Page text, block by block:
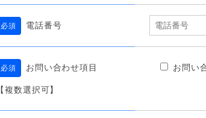
必須 電話番号
必須 お問い合わせ項目
【複数選択可】
お問い